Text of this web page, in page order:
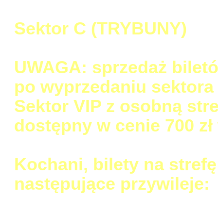
Sektor C (TRYBUNY)
UWAGA: sprzedaż
po wyprzedaniu sektora
Sektor VIP z osobną
dostępny w cenie 700
Kochani, bilety na
następujące przywileje: